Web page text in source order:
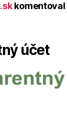
komentoval
účet